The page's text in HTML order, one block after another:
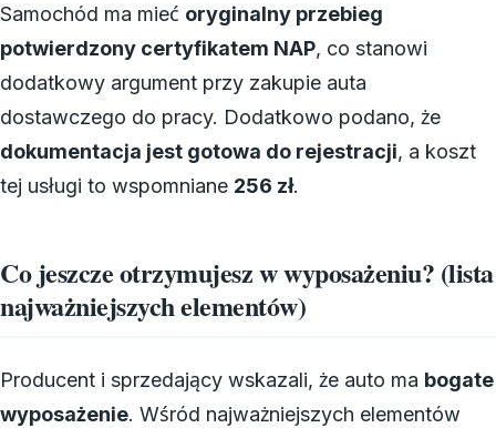
Samochód ma mieć oryginalny przebieg
potwierdzony certyfikatem NAP, co stanowi
dodatkowy argument przy zakupie auta
dostawczego do pracy. Dodatkowo podano, że
dokumentacja jest gotowa do rejestracji, a koszt
tej usługi to wspomniane 256 zł.
Co jeszcze otrzymujesz w wyposażeniu? (lista
najważniejszych elementów)
Producent i sprzedający wskazali, że auto ma bogate
wyposażenie. Wśród najważniejszych elementów